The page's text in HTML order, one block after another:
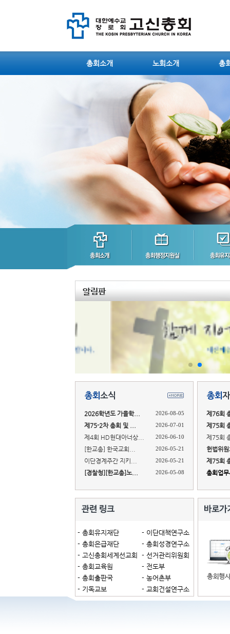
총회소개 노회소개 총
2026학년도 가을학... 2026-08-05
제75-2차 총회 및 ... 2026-07-01
제4회 HD현대아너상... 2026-06-10
[한교총] 한국교회... 2026-05-21
이단경계주간 지키... 2026-05-21
[경찰청][한교총]노... 2026-05-08
제76회
제75회
제75회
헌법위
제75회
총회업
- 총회유지재단
- 총회은급재단
- 고신총회세계선교회
- 총회교육원
- 총회출판국
- 기독교보
- 이단대책연구소
- 총회성경연구소
- 선거관리위원회
- 전도부
- 농어촌부
- 교회건설연구소